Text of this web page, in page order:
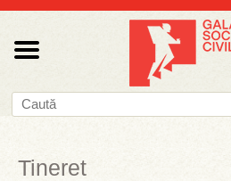
Tineret